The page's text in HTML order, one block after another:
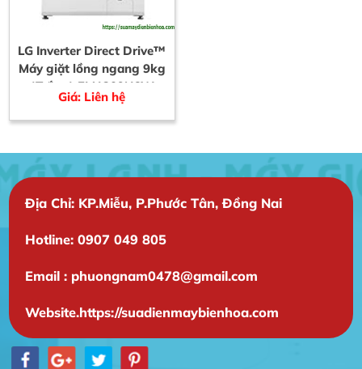
LG Inverter Direct Drive™
Máy giặt lồng ngang 9kg
(Trắng) FM1209N6W
Giá: Liên hệ
Địa Chỉ: KP.Miễu, P.Phước Tân, Đồng Nai
Hotline: 0907 049 805
Email : phuongnam0478@gmail.com
Website.https://suadienmaybienhoa.com